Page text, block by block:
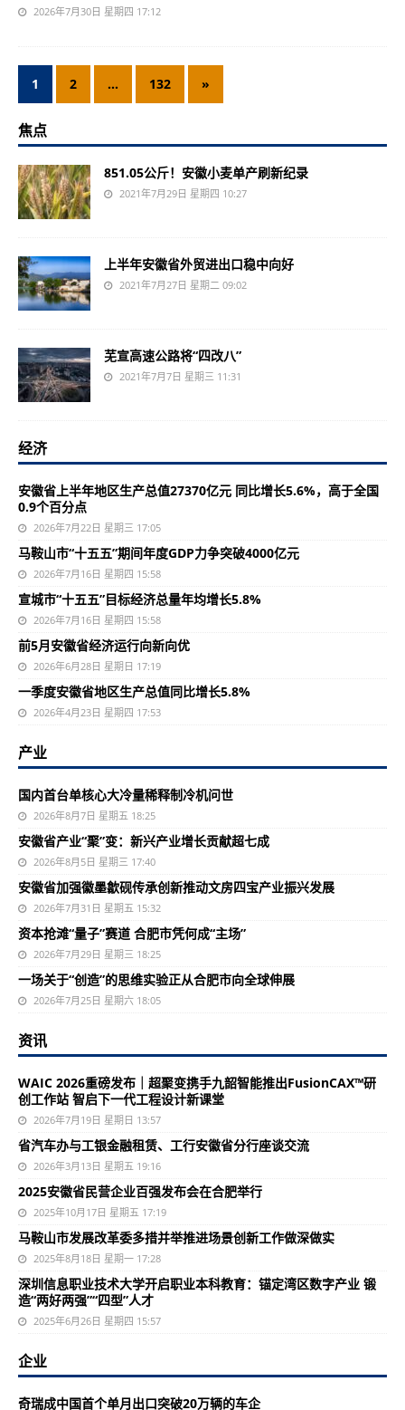
2026年7月30日 星期四 17:12
1 2 … 132 »
焦点
851.05公斤！安徽小麦单产刷新纪录
2021年7月29日 星期四 10:27
上半年安徽省外贸进出口稳中向好
2021年7月27日 星期二 09:02
芜宣高速公路将“四改八”
2021年7月7日 星期三 11:31
经济
安徽省上半年地区生产总值27370亿元 同比增长5.6%，高于全国
0.9个百分点
2026年7月22日 星期三 17:05
马鞍山市“十五五”期间年度GDP力争突破4000亿元
2026年7月16日 星期四 15:58
宣城市“十五五”目标经济总量年均增长5.8%
2026年7月16日 星期四 15:58
前5月安徽省经济运行向新向优
2026年6月28日 星期日 17:19
一季度安徽省地区生产总值同比增长5.8%
2026年4月23日 星期四 17:53
产业
国内首台单核心大冷量稀释制冷机问世
2026年8月7日 星期五 18:25
安徽省产业“聚”变：新兴产业增长贡献超七成
2026年8月5日 星期三 17:40
安徽省加强徽墨歙砚传承创新推动文房四宝产业振兴发展
2026年7月31日 星期五 15:32
资本抢滩“量子”赛道 合肥市凭何成“主场”
2026年7月29日 星期三 18:25
一场关于“创造”的思维实验正从合肥市向全球伸展
2026年7月25日 星期六 18:05
资讯
WAIC 2026重磅发布｜超聚变携手九韶智能推出FusionCAX™研
创工作站 智启下一代工程设计新课堂
2026年7月19日 星期日 13:57
省汽车办与工银金融租赁、工行安徽省分行座谈交流
2026年3月13日 星期五 19:16
2025安徽省民营企业百强发布会在合肥举行
2025年10月17日 星期五 17:19
马鞍山市发展改革委多措并举推进场景创新工作做深做实
2025年8月18日 星期一 17:28
深圳信息职业技术大学开启职业本科教育：锚定湾区数字产业 锻
造“两好两强”“四型”人才
2025年6月26日 星期四 15:57
企业
奇瑞成中国首个单月出口突破20万辆的车企